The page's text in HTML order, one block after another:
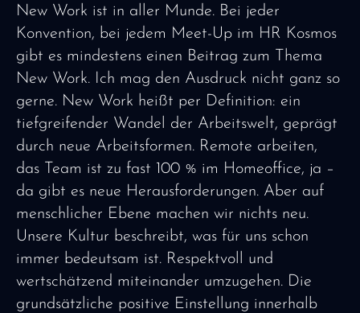
New Work ist in aller Munde. Bei jeder
Konvention, bei jedem Meet-Up im HR Kosmos
gibt es mindestens einen Beitrag zum Thema
New Work. Ich mag den Ausdruck nicht ganz so
gerne. New Work heißt per Definition: ein
tiefgreifender Wandel der Arbeitswelt, geprägt
durch neue Arbeitsformen. Remote arbeiten,
das Team ist zu fast 100 % im Homeoffice, ja –
da gibt es neue Herausforderungen. Aber auf
menschlicher Ebene machen wir nichts neu.
Unsere Kultur beschreibt, was für uns schon
immer bedeutsam ist. Respektvoll und
wertschätzend miteinander umzugehen. Die
grundsätzliche positive Einstellung innerhalb